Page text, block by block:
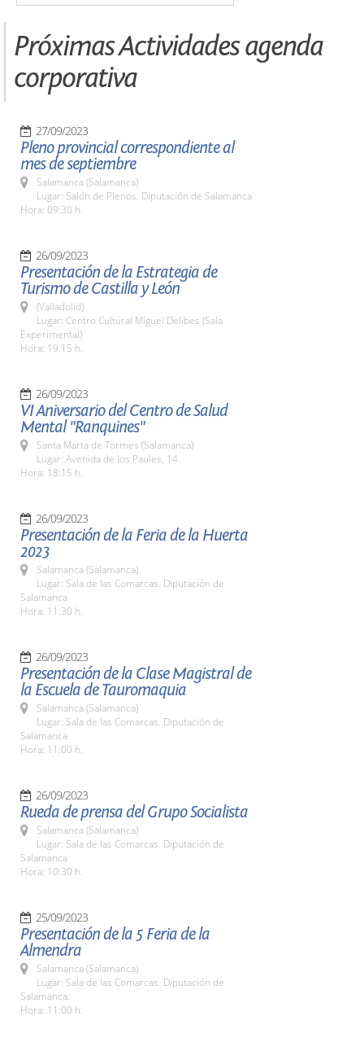
Próximas Actividades agenda
corporativa
27/09/2023
Pleno provincial correspondiente al
mes de septiembre
Salamanca (Salamanca)
Lugar: Salón de Plenos. Diputación de Salamanca
Hora: 09:30 h.
26/09/2023
Presentación de la Estrategia de
Turismo de Castilla y León
(Valladolid)
Lugar: Centro Cultural Miguel Delibes (Sala
Experimental)
Hora: 19:15 h.
26/09/2023
VI Aniversario del Centro de Salud
Mental "Ranquines"
Santa Marta de Tormes (Salamanca)
Lugar: Avenida de los Paules, 14
Hora: 18:15 h.
26/09/2023
Presentación de la Feria de la Huerta
2023
Salamanca (Salamanca)
Lugar: Sala de las Comarcas. Diputación de
Salamanca
Hora: 11:30 h.
26/09/2023
Presentación de la Clase Magistral de
la Escuela de Tauromaquia
Salamanca (Salamanca)
Lugar: Sala de las Comarcas. Diputación de
Salamanca
Hora: 11:00 h.
26/09/2023
Rueda de prensa del Grupo Socialista
Salamanca (Salamanca)
Lugar: Sala de las Comarcas. Diputación de
Salamanca
Hora: 10:30 h.
25/09/2023
Presentación de la 5 Feria de la
Almendra
Salamanca (Salamanca)
Lugar: Sala de las Comarcas. Diputación de
Salamanca.
Hora: 11:00 h.